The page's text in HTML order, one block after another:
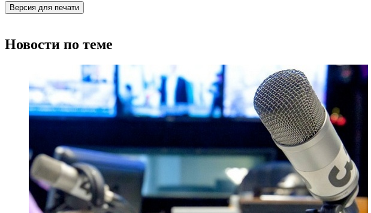
Версия для печати
Новости по теме